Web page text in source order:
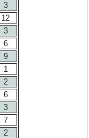
3
12
3
6
9
1
2
6
3
7
2